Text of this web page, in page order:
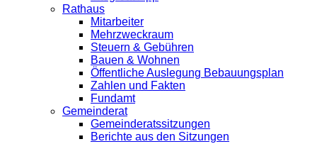
Rathaus
Mitarbeiter
Mehrzweckraum
Steuern & Gebühren
Bauen & Wohnen
Öffentliche Auslegung Bebauungsplan
Zahlen und Fakten
Fundamt
Gemeinderat
Gemeinderatssitzungen
Berichte aus den Sitzungen